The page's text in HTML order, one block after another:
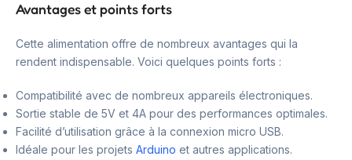
Avantages et points forts
Cette alimentation offre de nombreux avantages qui la
rendent indispensable. Voici quelques points forts :
Compatibilité avec de nombreux appareils électroniques.
Sortie stable de 5V et 4A pour des performances optimales.
Facilité d’utilisation grâce à la connexion micro USB.
Idéale pour les projets Arduino et autres applications.